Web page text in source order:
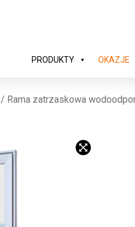
PRODUKTY OKAZJE
/ Rama zatrzaskowa